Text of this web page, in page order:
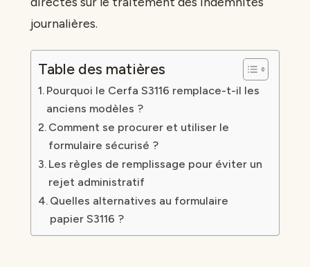
journalières.
Table des matières
Pourquoi le Cerfa S3116 remplace-t-il les
anciens modèles ?
Comment se procurer et utiliser le
formulaire sécurisé ?
Les règles de remplissage pour éviter un
rejet administratif
Quelles alternatives au formulaire
papier S3116 ?